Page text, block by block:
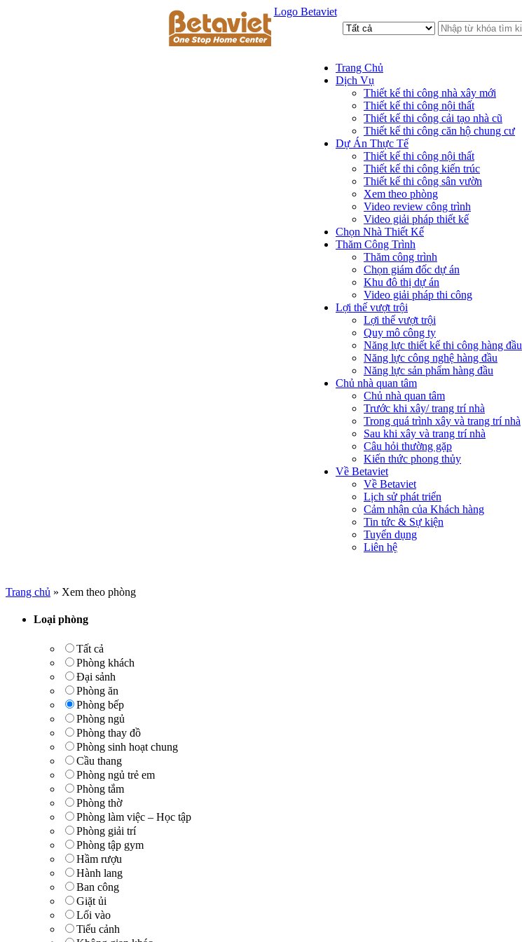
Logo Betaviet
Trang Chủ
Dịch Vụ
Thiết kế thi công nhà xây mới
Thiết kế thi công nội thất
Thiết kế thi công cải tạo nhà cũ
Thiết kế thi công căn hộ chung cư
Dự Án Thực Tế
Thiết kế thi công nội thất
Thiết kế thi công kiến trúc
Thiết kế thi công sân vườn
Xem theo phòng
Video review công trình
Video giải pháp thiết kế
Chọn Nhà Thiết Kế
Thăm Công Trình
Thăm công trình
Chọn giám đốc dự án
Khu đô thị dự án
Video giải pháp thi công
Lợi thế vượt trội
Lợi thế vượt trội
Quy mô công ty
Năng lực thiết kế thi công hàng đầu
Năng lực công nghệ hàng đầu
Năng lực sản phẩm hàng đầu
Chủ nhà quan tâm
Chủ nhà quan tâm
Trước khi xây/ trang trí nhà
Trong quá trình xây và trang trí nhà
Sau khi xây và trang trí nhà
Câu hỏi thường gặp
Kiến thức phong thủy
Về Betaviet
Về Betaviet
Lịch sử phát triển
Cảm nhận của Khách hàng
Tin tức & Sự kiện
Tuyển dụng
Liên hệ
Trang chủ » Xem theo phòng
Loại phòng
Tất cả
Phòng khách
Đại sảnh
Phòng ăn
Phòng bếp
Phòng ngủ
Phòng thay đồ
Phòng sinh hoạt chung
Cầu thang
Phòng ngủ trẻ em
Phòng tắm
Phòng thờ
Phòng làm việc – Học tập
Phòng giải trí
Phòng tập gym
Hầm rượu
Hành lang
Ban công
Giặt ủi
Lối vào
Tiểu cảnh